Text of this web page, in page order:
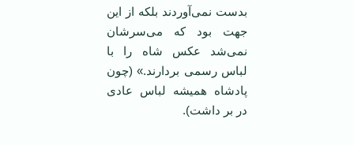
بدست نمی‌آوردند بلکه از این
جهت بود که می‌سرشان
نمی‌شد عکس شاه را با
لباس رسمی بردارند.» (چون
پادشاه همیشه لباس عادی
در بر داشت).